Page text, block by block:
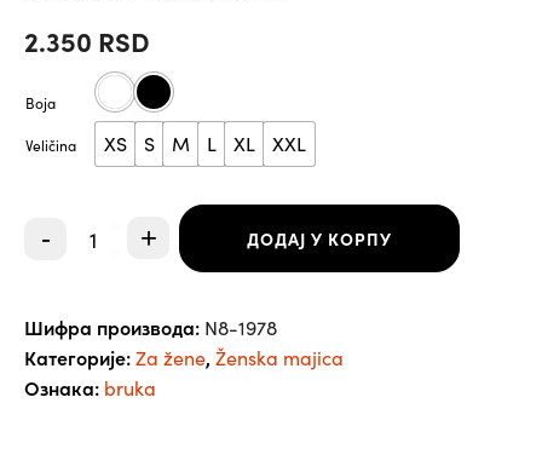
2.350 RSD
Boja
Veličina XS S M L XL XXL
-
majica
+ ДОДАЈ У КОРПУ
Шифра производа: N8-1978
Категорије:Za žene, Ženska majica
Ознака: bruka